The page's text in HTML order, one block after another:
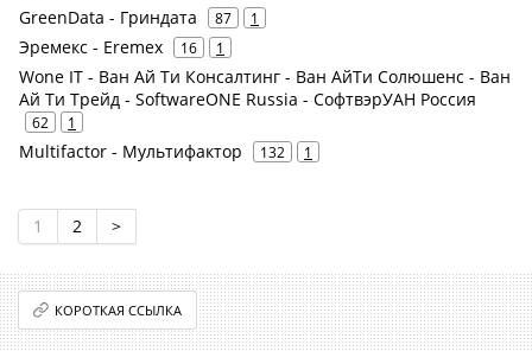
GreenData - Гриндата 87 1
Эремекс - Eremex 16 1
Wone IT - Ван Ай Ти Консалтинг - Ван АйТи Солюшенс - Ван
Ай Ти Трейд - SoftwareONE Russia - СофтвэрУАН Россия
62 1
Multifactor - Мультифактор 132 1
1 2 >
КОРОТКАЯ ССЫЛКА